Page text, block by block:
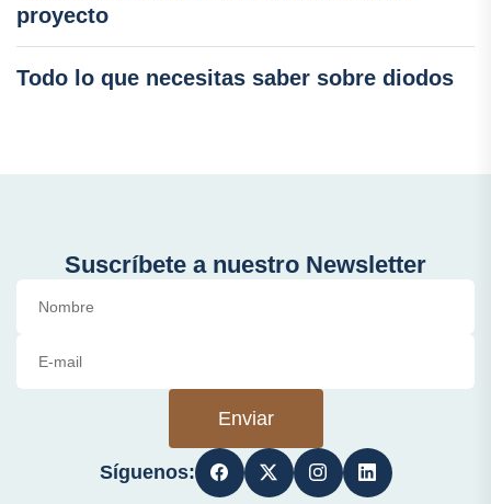
proyecto
Todo lo que necesitas saber sobre diodos
Suscríbete a nuestro Newsletter
Enviar
Síguenos: